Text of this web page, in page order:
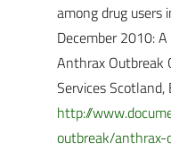
among drug users
December 2010:
Anthrax Outbreak
Services
http://
outbreak/